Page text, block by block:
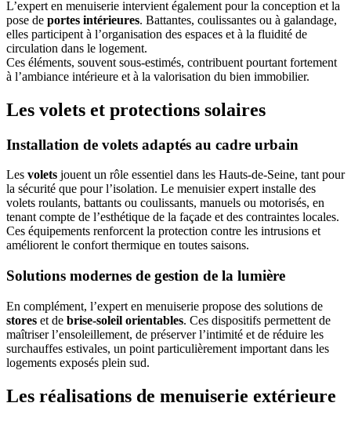
L’expert en menuiserie intervient également pour la conception et la
pose de portes intérieures. Battantes, coulissantes ou à galandage,
elles participent à l’organisation des espaces et à la fluidité de
circulation dans le logement.
Ces éléments, souvent sous-estimés, contribuent pourtant fortement
à l’ambiance intérieure et à la valorisation du bien immobilier.
Les volets et protections solaires
Installation de volets adaptés au cadre urbain
Les volets jouent un rôle essentiel dans les Hauts-de-Seine, tant pour
la sécurité que pour l’isolation. Le menuisier expert installe des
volets roulants, battants ou coulissants, manuels ou motorisés, en
tenant compte de l’esthétique de la façade et des contraintes locales.
Ces équipements renforcent la protection contre les intrusions et
améliorent le confort thermique en toutes saisons.
Solutions modernes de gestion de la lumière
En complément, l’expert en menuiserie propose des solutions de
stores et de brise-soleil orientables. Ces dispositifs permettent de
maîtriser l’ensoleillement, de préserver l’intimité et de réduire les
surchauffes estivales, un point particulièrement important dans les
logements exposés plein sud.
Les réalisations de menuiserie extérieure